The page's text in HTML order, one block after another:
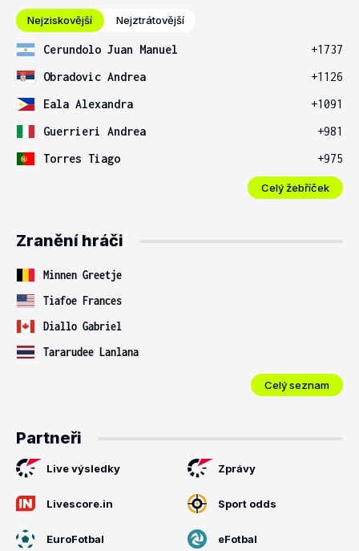
Nejziskovější Nejztrátovější
Cerundolo Juan Manuel
+1737
Obradovic Andrea
+1126
Eala Alexandra
+1091
Guerrieri Andrea
+981
Torres Tiago
+975
Celý žebříček
Zranění hráči
Minnen Greetje
Tiafoe Frances
Diallo Gabriel
Tararudee Lanlana
Celý seznam
Partneři
Live výsledky Zprávy
Livescore.in Sport odds
EuroFotbal eFotbal